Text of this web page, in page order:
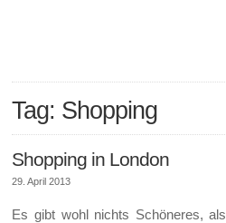
Tag: Shopping
Shopping in London
29. April 2013
Es gibt wohl nichts Schöneres, als